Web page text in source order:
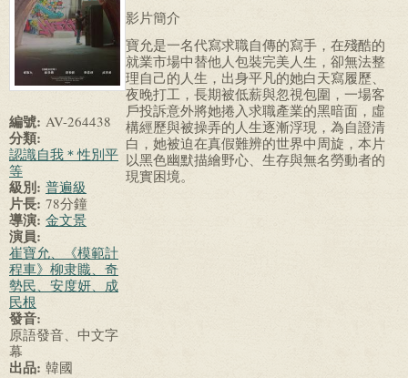
編號: AV-264438
分類:
認識自我＊性別平
等
級別: 普遍級
片長: 78分鐘
導演: 金文景
演員:
崔寶允、《模範計
程車》柳隶賳、奇
勢民、安度妍、成
民根
發音:
原語發音、中文字
幕
出品: 韓國
影片簡介
寶允是一名代寫求職自傳的寫手，在殘酷的
就業市場中替他人包裝完美人生，卻無法整
理自己的人生，出身平凡的她白天寫履歷、
夜晚打工，長期被低薪與忽視包圍，一場客
戶投訴意外將她捲入求職產業的黑暗面，虛
構經歷與被操弄的人生逐漸浮現，為自證清
白，她被迫在真假難辨的世界中周旋，本片
以黑色幽默描繪野心、生存與無名勞動者的
現實困境。